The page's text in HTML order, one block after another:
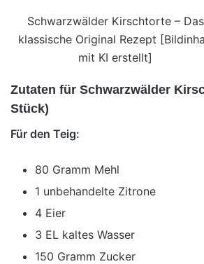
Schwarzwälder Kirschtorte – Das
klassische Original Rezept
mit KI erstellt]
Zutaten für Schwarzwälder
Stück)
Für den Teig:
80 Gramm Mehl
1 unbehandelte Zitrone
4 Eier
3 EL kaltes Wasser
150 Gramm Zucker